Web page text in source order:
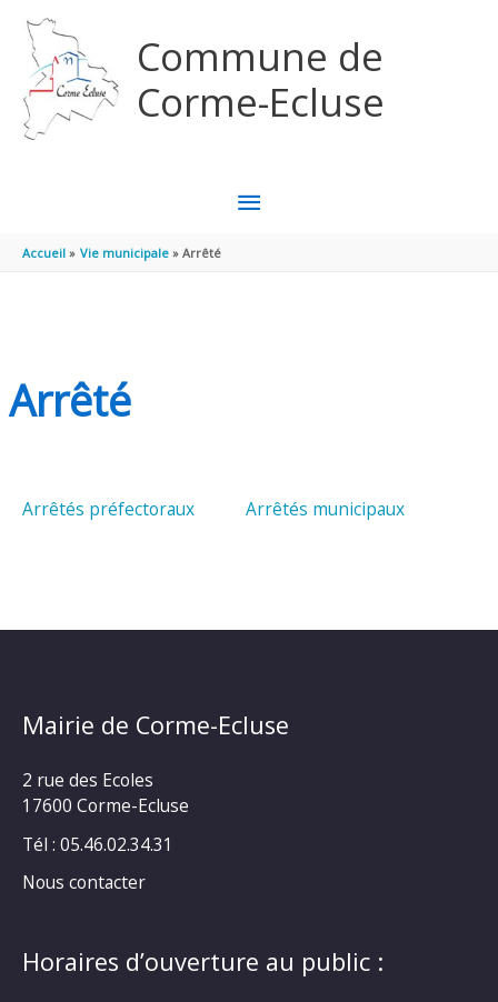
Commune de
Corme-Ecluse
MENU
Accueil Vie municipale Arrêté
Arrêté
Arrêtés préfectoraux Arrêtés municipaux
Mairie de Corme-Ecluse
2 rue des Ecoles
17600 Corme-Ecluse
Tél : 05.46.02.34.31
Nous contacter
Horaires d’ouverture au public :